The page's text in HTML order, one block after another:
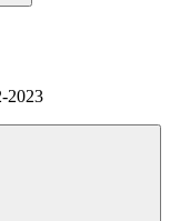
2023